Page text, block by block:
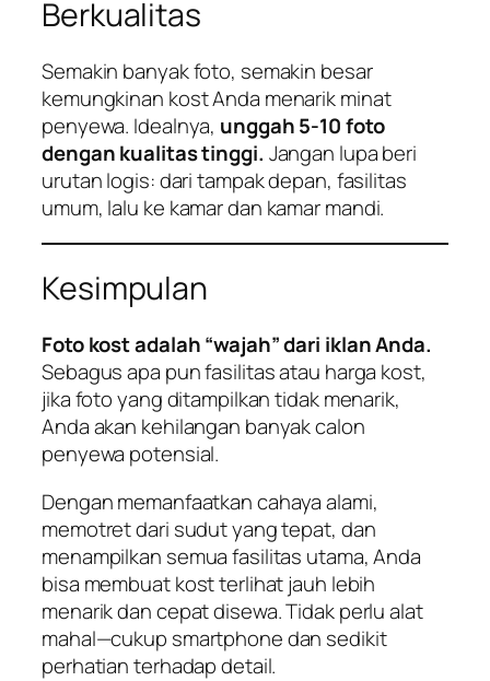
Berkualitas
Semakin banyak foto, semakin besar
kemungkinan kost Anda menarik minat
penyewa. Idealnya, unggah 5-10 foto
dengan kualitas tinggi. Jangan lupa beri
urutan logis: dari tampak depan, fasilitas
umum, lalu ke kamar dan kamar mandi.
Kesimpulan
Foto kost adalah “wajah” dari iklan Anda.
Sebagus apa pun fasilitas atau harga kost,
jika foto yang ditampilkan tidak menarik,
Anda akan kehilangan banyak calon
penyewa potensial.
Dengan memanfaatkan cahaya alami,
memotret dari sudut yang tepat, dan
menampilkan semua fasilitas utama, Anda
bisa membuat kost terlihat jauh lebih
menarik dan cepat disewa. Tidak perlu alat
mahal—cukup smartphone dan sedikit
perhatian terhadap detail.